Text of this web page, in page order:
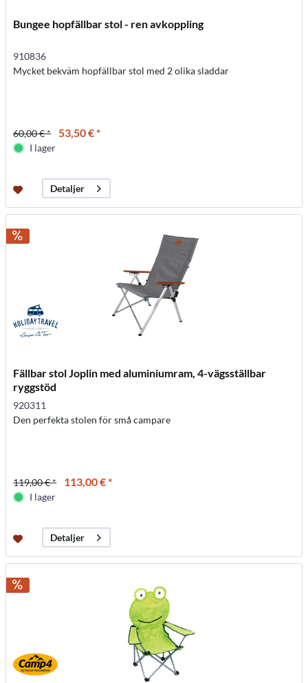
Bungee hopfällbar stol - ren avkoppling
910836
Mycket bekväm hopfällbar stol med 2 olika sladdar
60,00 € * 53,50 € *
I lager
Detaljer
Fällbar stol Joplin med aluminiumram, 4-vägsställbar
ryggstöd
920311
Den perfekta stolen för små campare
119,00 € * 113,00 € *
I lager
Detaljer